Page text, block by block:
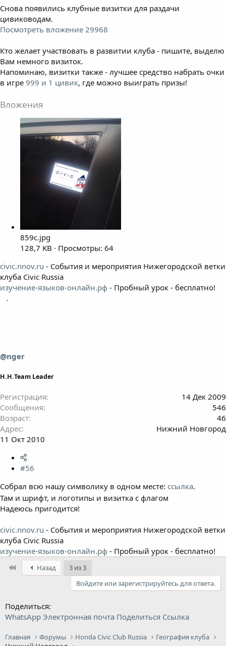
Снова появились клубные визитки для раздачи
цивиководам.
Посмотреть вложение 29968
Кто желает участвовать в развитии клуба - пишите, выделю
Вам немного визиток.
Напоминаю, визитки также - лучшее средство набрать очки
в игре 999 и 1 цивик, где можно выиграть призы!
Вложения
859c.jpg
128,7 KB · Просмотры: 64
civic.nnov.ru - События и мероприятия Нижегородской ветки
клуба Civic Russia
изучение-языков-онлайн.рф - Пробный урок - бесплатно!
@nger
Н.Н.Team Leader
Регистрация
14 Дек 2009
Сообщения
546
Возраст
46
Адрес
Нижний Новгород
11 Окт 2010
#56
Собрал всю нашу символику в одном месте: ссылка.
Там и шрифт, и логотипы и визитка с флагом
Надеюсь пригодится!
civic.nnov.ru - События и мероприятия Нижегородской ветки
клуба Civic Russia
изучение-языков-онлайн.рф - Пробный урок - бесплатно!
Назад
3 из 3
Войдите или зарегистрируйтесь для ответа.
Поделиться:
WhatsApp Электронная почта Поделиться Ссылка
Главная Форумы Honda Civic Club Russia
География клуба